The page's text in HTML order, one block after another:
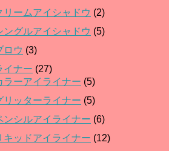
リームアイシャドウ (2)
ングルアイシャドウ (5)
ロウ (3)
イナー (27)
ラーアイライナー (5)
リッターライナー (5)
ンシルアイライナー (6)
キッドアイライナー (12)